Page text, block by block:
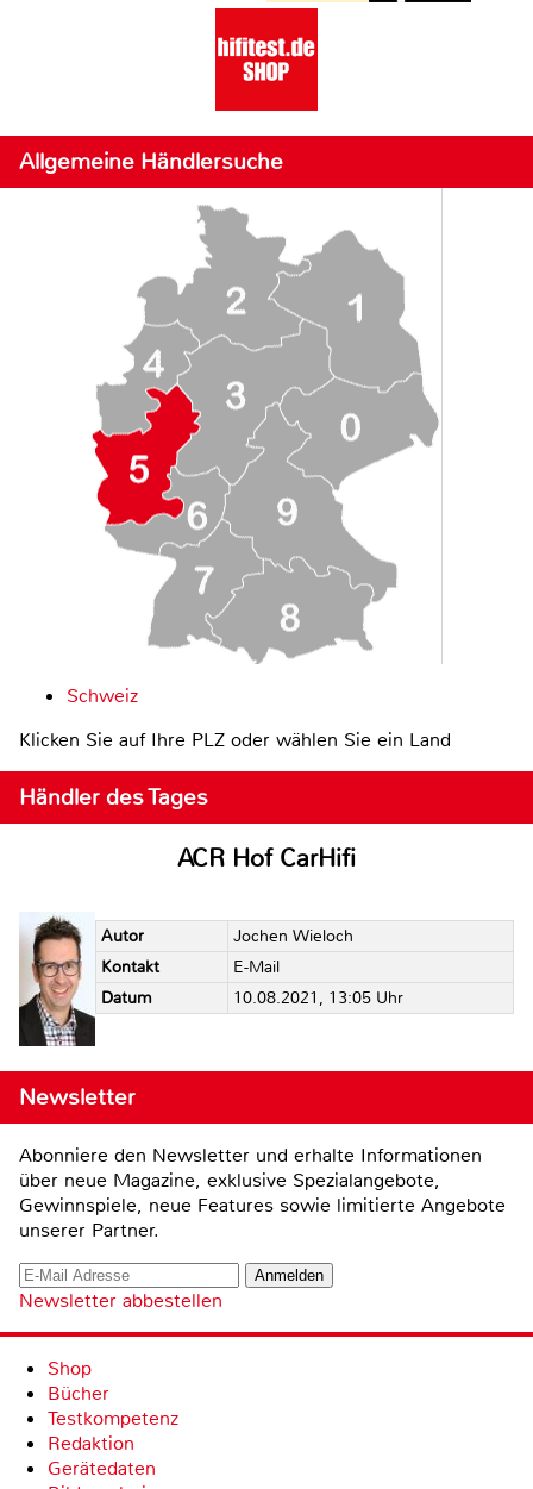
Allgemeine Händlersuche
Schweiz
Klicken Sie auf Ihre PLZ oder wählen Sie ein Land
Händler des Tages
ACR Hof CarHifi
Autor
Jochen Wieloch
Kontakt
E-Mail
Datum
10.08.2021, 13:05 Uhr
Newsletter
Abonniere den Newsletter und erhalte Informationen
über neue Magazine, exklusive Spezialangebote,
Gewinnspiele, neue Features sowie limitierte Angebote
unserer Partner.
Newsletter abbestellen
Shop
Bücher
Testkompetenz
Redaktion
Gerätedaten